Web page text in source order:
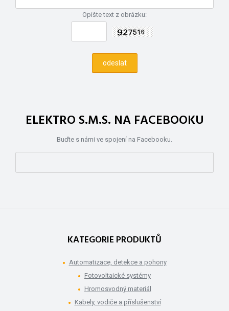
Opište text z obrázku:
ELEKTRO S.M.S. NA FACEBOOKU
Buďte s námi ve spojení na Facebooku.
KATEGORIE PRODUKTŮ
Automatizace, detekce a pohony
Fotovoltaické systémy
Hromosvodný materiál
Kabely, vodiče a příslušenství